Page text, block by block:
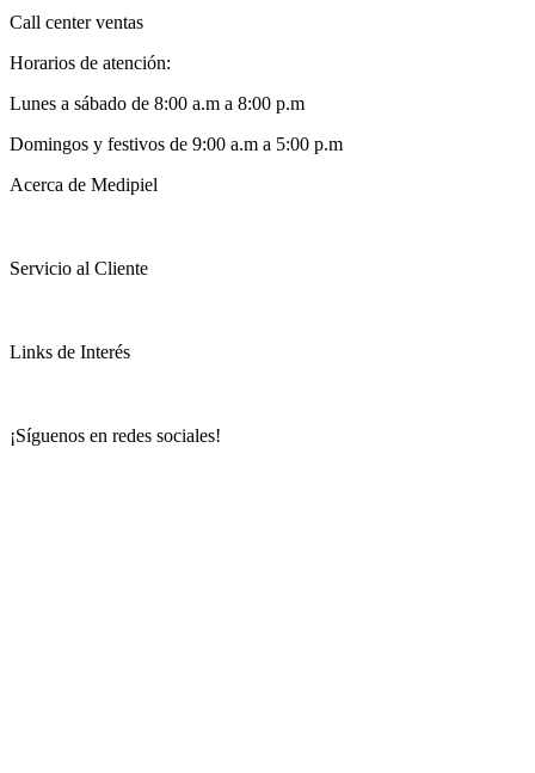
Call center ventas
Horarios de atención:
Lunes a sábado de 8:00 a.m a 8:00 p.m
Domingos y festivos de 9:00 a.m a 5:00 p.m
Acerca de Medipiel
Servicio al Cliente
Links de Interés
¡Síguenos en redes sociales!